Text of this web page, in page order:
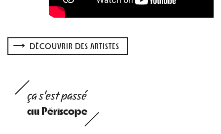
DÉCOUVRIR DES ARTISTES
ça s'est passé
au Périscope